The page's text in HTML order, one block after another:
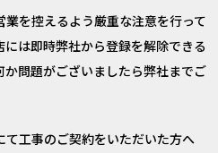
を控えるよう厳重な注意を行って
は即時弊社から登録を解除できる
問題がございましたら弊社までご
工事のご契約をいただいた方へ